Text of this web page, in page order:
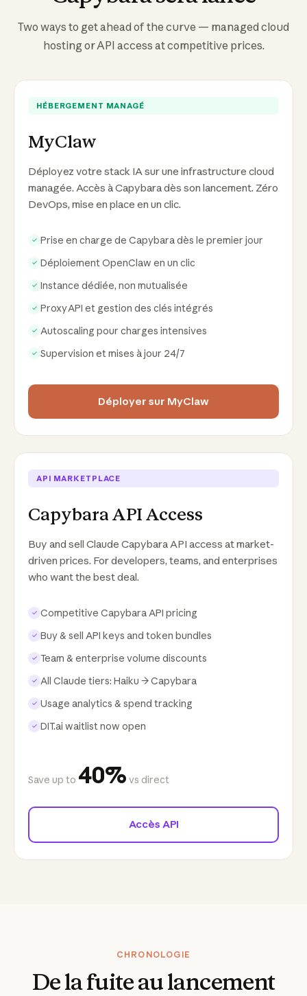
Two ways to get ahead of the curve — managed cloud
hosting or API access at competitive prices.
HÉBERGEMENT MANAGÉ
MyClaw
Déployez votre stack IA sur une infrastructure cloud
managée. Accès à Capybara dès son lancement. Zéro
DevOps, mise en place en un clic.
✓ Prise en charge de Capybara dès le premier jour
✓ Déploiement OpenClaw en un clic
✓ Instance dédiée, non mutualisée
✓ Proxy API et gestion des clés intégrés
✓ Autoscaling pour charges intensives
✓ Supervision et mises à jour 24/7
Déployer sur MyClaw
API MARKETPLACE
Capybara API Access
Buy and sell Claude Capybara API access at market-
driven prices. For developers, teams, and enterprises
who want the best deal.
✓ Competitive Capybara API pricing
✓ Buy & sell API keys and token bundles
✓ Team & enterprise volume discounts
✓ All Claude tiers: Haiku → Capybara
✓ Usage analytics & spend tracking
✓ DIT.ai waitlist now open
Save up to 40% vs direct
Accès API
CHRONOLOGIE
De la fuite au lancement